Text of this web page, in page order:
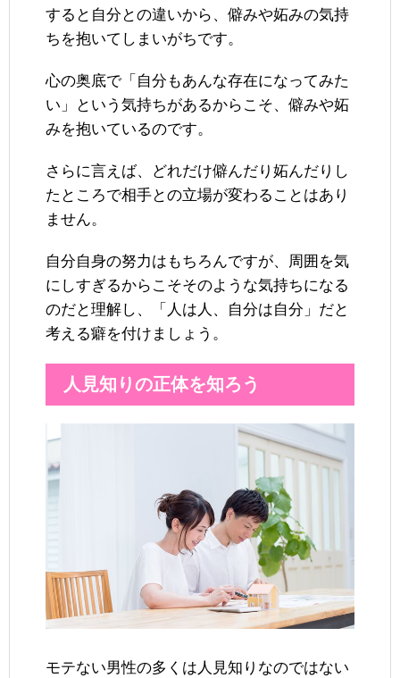
すると自分との違いから、僻みや妬みの気持
ちを抱いてしまいがちです。
心の奥底で「自分もあんな存在になってみた
い」という気持ちがあるからこそ、僻みや妬
みを抱いているのです。
さらに言えば、どれだけ僻んだり妬んだりし
たところで相手との立場が変わることはあり
ません。
自分自身の努力はもちろんですが、周囲を気
にしすぎるからこそそのような気持ちになる
のだと理解し、「人は人、自分は自分」だと
考える癖を付けましょう。
人見知りの正体を知ろう
モテない男性の多くは人見知りなのではない